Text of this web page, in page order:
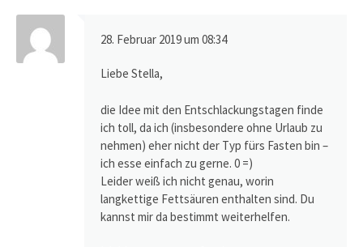
28. Februar 2019 um 08:34
Liebe Stella,
die Idee mit den Entschlackungstagen finde
ich toll, da ich (insbesondere ohne Urlaub zu
nehmen) eher nicht der Typ fürs Fasten bin –
ich esse einfach zu gerne. 0 =)
Leider weiß ich nicht genau, worin
langkettige Fettsäuren enthalten sind. Du
kannst mir da bestimmt weiterhelfen.